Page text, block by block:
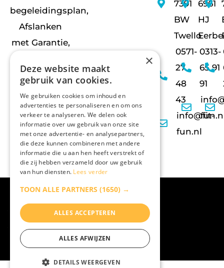
begeleidingsplan,
Afslanken
met Garantie,
Gratis
nog veel
meer!
7391
BW
Twello
0571-
27
48
43
info@fit-
fun.nl
6961
HJ
0313-
65 91
91
© 2026 -Fit-Fun
Algemene voorwaarden
Contact
Website door:Fitness Media
×
Deze website maakt
gebruik van cookies.
We gebruiken cookies om inhoud en
advertenties te personaliseren en om ons
verkeer te analyseren. We delen ook
informatie over uw gebruik van onze site
met onze advertentie- en analysepartners,
die deze kunnen combineren met andere
informatie die u aan hen heeft verstrekt of
die zij hebben verzameld door uw gebruik
van hun diensten. Lees verder
TOON ALLE PARTNERS (1650) →
ALLES ACCEPTEREN
ALLES AFWIJZEN
DETAILS WEERGEVEN